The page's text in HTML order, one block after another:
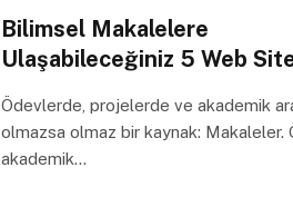
Bilimsel Makalelere
Ulaşabileceğiniz 5 Web
Ödevlerde, projelerde ve akademik
olmazsa olmaz bir kaynak: Makaleler.
akademik…